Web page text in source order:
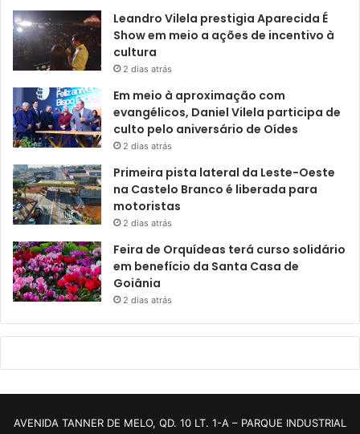
Leandro Vilela prestigia Aparecida É
Show em meio a ações de incentivo à
cultura
2 dias atrás
Em meio à aproximação com
evangélicos, Daniel Vilela participa de
culto pelo aniversário de Oídes
2 dias atrás
Primeira pista lateral da Leste-Oeste
na Castelo Branco é liberada para
motoristas
2 dias atrás
Feira de Orquídeas terá curso solidário
em benefício da Santa Casa de
Goiânia
2 dias atrás
AVENIDA TANNER DE MELO, QD. 10 LT. 1-A – PARQUE INDUSTRIAL